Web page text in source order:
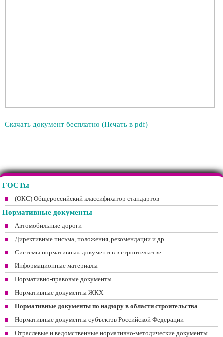
Скачать документ бесплатно (Печать в pdf)
ГОСТы
(ОКС) Общероссийский классификатор стандартов
Нормативные документы
Автомобильные дороги
Директивные письма, положения, рекомендации и др.
Системы нормативных документов в строительстве
Информационные материалы
Нормативно-правовые документы
Нормативные документы ЖКХ
Нормативные документы по надзору в области строительства
Нормативные документы субъектов Российской Федерации
Отраслевые и ведомственные нормативно-методические документы